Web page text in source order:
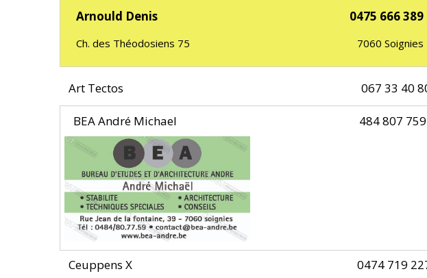
Arnould Denis 0475 666 389
Ch. des Théodosiens 75 7060 Soignies
Art Tectos 067 33 40
BEA André Michael 484 807 759
Ceuppens X
0474 719